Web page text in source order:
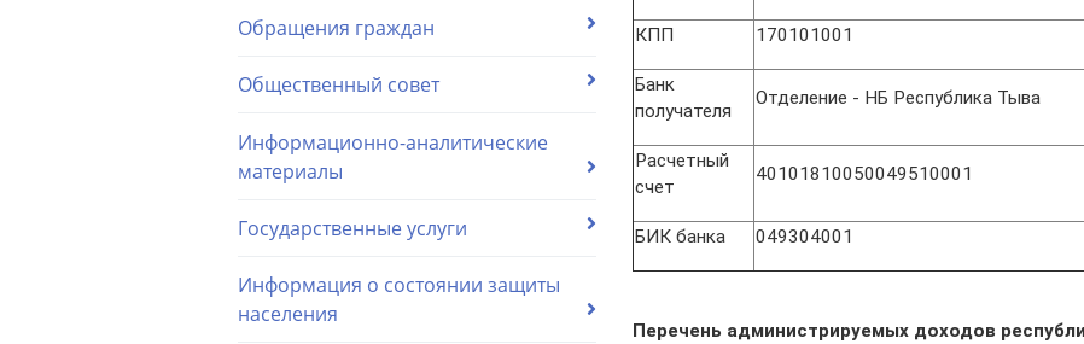
Обращения граждан
Общественный совет
Информационно-аналитические
материалы
Государственные услуги
Информация о состоянии защиты
населения
КПП 170101001
Банк
получателя
Отделение - НБ Республика Тыва
Расчетный
счет
40101810050049510001
БИК банка 049304001
Перечень администрируемых доходов